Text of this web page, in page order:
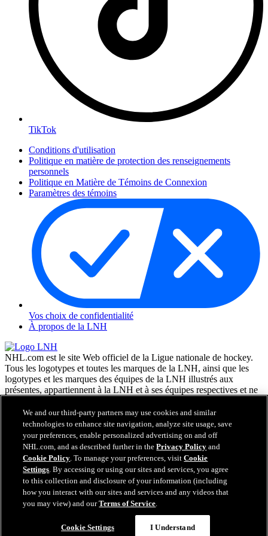
TikTok
Conditions d'utilisation
Politique en matière de protection des renseignements
personnels
Politique en Matière de Témoins de Connexion
Paramètres des témoins
Vos choix de confidentialité
À propos de la LNH
NHL.com est le site Web officiel de la Ligue nationale de hockey.
Tous les logotypes et toutes les marques de la LNH, ainsi que les
logotypes et les marques des équipes de la LNH illustrés aux
présentes, appartiennent à la LNH et à ses équipes respectives et ne
Enterprises, L.P. © LNH 2026. Tous droits réservés. Tous les
chandails d'équipe de la LNH personnalisés avec les noms des
joueurs de la LNH et leurs numéros sont officiellement sous license
de la LNH et de l'AJLNH. Le mot servant de marque Zamboni et la
configuration de la surfaceuse Zamboni sont des marques de
commerce déposées de Frank J. Zamboni & Co., Inc. © Frank J.
Zamboni & Co., Inc. 2026. Tous droits réservés. Toute autre marque
déposée ou tout droit d'auteur d'une tierce partie sont la propriété de
leurs auteurs respectifs. Tous droits réservés.
We and our third-party partners may use cookies and similar
technologies to enhance site navigation, analyze site usage, save
your preferences, enable personalized advertising on and off
NHL.com, and as described further in thePrivacy Policy and
Cookie Policy. To manage your preferences, visitCookie
Settings. By accessing or using our sites and services, you agree
to this collection and disclosure of your information (including
how you interact with our sites and services and any videos that
you may view) and ourTerms of Service.
Cookie Settings I Understand